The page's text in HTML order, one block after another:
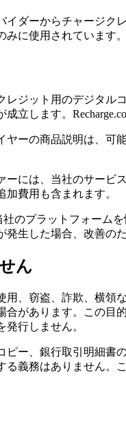
ダーからチャージ
に使用されています
ジット用のデジタ
立します。
ーの商品説明は、
には、当社のサー
費用も含まれます。
社のプラットフォー
生した場合、改善の
ん
、窃盗、詐欺、横
があります。この
行しません。
ー、銀行取引明細
る義務はありません